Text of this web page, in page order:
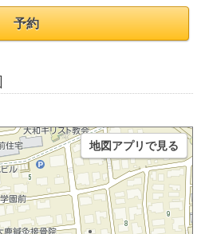
予約
地図アプリで見る